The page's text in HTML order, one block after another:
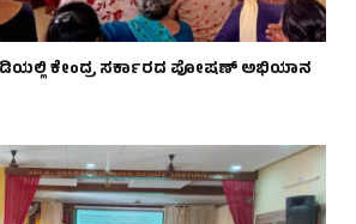
ಕೇಂದ್ರ ಸರ್ಕಾರದ ಪೋಷಣ್ ಅಭಿಯಾನ